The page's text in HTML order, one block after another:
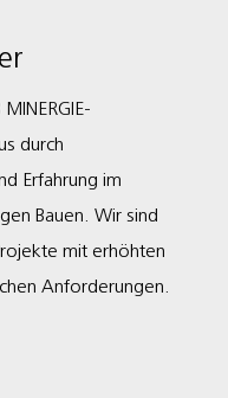
durch
Erfahrung im
Bauen. Wir sind
mit erhöhten
Anforderungen.